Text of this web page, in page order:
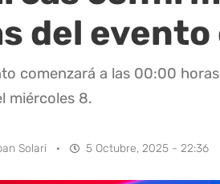
del evento
comenzará a las 00:00
miércoles 8.
Solari · 5 Octubre, 2025 - 22:36